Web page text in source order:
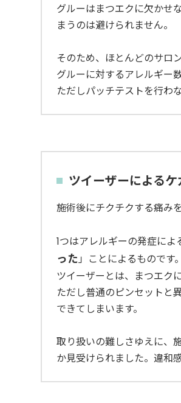
グルーはまつエクに欠かせ
まうのは避けられません。
そのため、ほとんどのサロ
グルーに対するアレルギー
ただしパッチテストを行わ
ツイーザーによるケ
施術後にチクチクする痛み
1つはアレルギーの発症によ
った」ことによるものです。
ツイーザーとは、まつエク
ただし普通のピンセットと
できてしまいます。
取り扱いの難しさゆえに、
か見受けられました。違和